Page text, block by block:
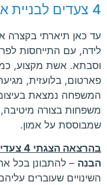
4 צעדים לבניית אמון עם הורים אחרי לידה
עד כאן תיארתי בקצרה
לידה, עם התייחסות
וסבתא. אשת מקצוע,
פארטום, בלועזית,
המשפחה נמצאת
משפחות בצורה
שמבוססת על אמון.
בהרצאה הצגתי 4 צעדים מעשיים לכך:
הבנה – להתבונן בכל
השינויים שעוברים